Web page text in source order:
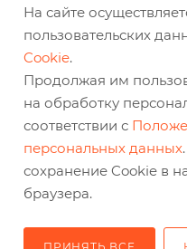
baz@belabraziv.ru
308009, Россия, г.
На сайте
пользовательских
Cookie.
Продолжая им
на обработку
соответствии с
персональных данных
сохранение Cookie в
браузера.